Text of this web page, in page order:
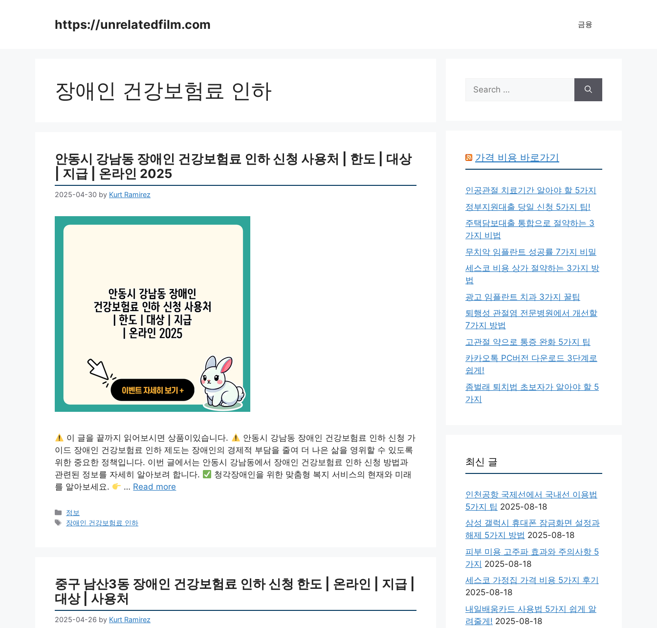
https://unrelatedfilm.com 금융
장애인 건강보험료 인하
안동시 강남동 장애인 건강보험료 인하 신청 사용처 | 한도 | 대상
| 지급 | 온라인 2025
2025-04-30 by Kurt Ramirez
이 글을 끝까지 읽어보시면 상품이있습니다.
안동시 강남동 장애인 건강보험료 인하 신청 가
이드 장애인 건강보험료 인하 제도는 장애인의 경제적 부담을 줄여 더 나은 삶을 영위할 수 있도록
위한 중요한 정책입니다. 이번 글에서는 안동시 강남동에서 장애인 건강보험료 인하 신청 방법과
관련된 정보를 자세히 알아보려 합니다.
청각장애인을 위한 맞춤형 복지 서비스의 현재와 미래
를 알아보세요.
… Read more
Categories
정보
Tags
장애인 건강보험료 인하
중구 남산3동 장애인 건강보험료 인하 신청 한도 | 온라인 | 지급 |
대상 | 사용처
2025-04-26 by Kurt Ramirez
Search
for:
가격 비용 바로가기
인공관절 치료기간 알아야 할 5가지
정부지원대출 당일 신청 5가지 팁!
주택담보대출 통합으로 절약하는 3
가지 비법
무치악 임플란트 성공률 7가지 비밀
세스코 비용 상가 절약하는 3가지 방
법
광고 임플란트 치과 3가지 꿀팁
퇴행성 관절염 전문병원에서 개선할
7가지 방법
고관절 약으로 통증 완화 5가지 팁
카카오톡 PC버전 다운로드 3단계로
쉽게!
좀벌래 퇴치법 초보자가 알아야 할 5
가지
최신 글
인천공항 국제선에서 국내선 이용법
5가지 팁 2025-08-18
삼성 갤럭시 휴대폰 잠금화면 설정과
해제 5가지 방법 2025-08-18
피부 미용 고주파 효과와 주의사항 5
가지 2025-08-18
세스코 가정집 가격 비용 5가지 후기
2025-08-18
내일배움카드 사용법 5가지 쉽게 알
려줄게! 2025-08-18